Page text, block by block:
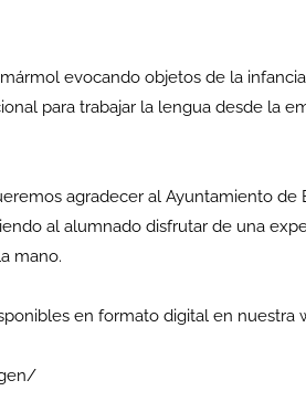
evocando objetos de la
para trabajar la lengua desde la
agradecer al Ayuntamiento de
al alumnado disfrutar de una
mano.
en formato digital en nuestra